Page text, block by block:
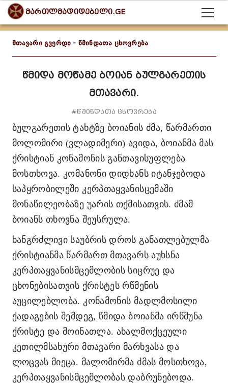
მართლმადიდებელი.GE
მთავარი გვერდი - წმინდათა ცხოვრება
წმიდა მოწამე ბოიან ბულგარეთის
მთავარი.
#წმინდათა ცხოვრება
ბულგარეთის ტახტზე ბოიანის ძმა, წარმართი
მოლომირი (ვლადიმერი) ავიდა, ბოიანმა მას
ქრისტიან კონამონის განთავისუფლება
მოსთხოვა. კომანონი დიდხანს იტანჯებოდა
საპყრობილეში კერპთაყვანისცემაში
მონაწილეობაზე უარის თქმისათვის. ძმამ
ბოიანს თხოვნა შეუსრულა.
ხანგრძლივი საუბრის დროს განათლებულმა
ქრისტიანმა წარმართ მთავარს აუხსნა
კერპთაყვანისმცემლობის სიცრუე და
ცხონებისათვის ქრისტეს რწმენის
აუცილებლობა. კონამონის მადლმოსილი
ქადაგების შემდეგ, წმიდა ბოიანმა ირწმუნა
ქრისტე და მოინათლა. ახალმოქცეული
კეთილმსახური მთავარი მარხვასა და
ლოცვას მიეცა. მალომირმა ძმას მოსთხოვა,
კერპთაყვანისმცემლობას დაბრუნებოდა.